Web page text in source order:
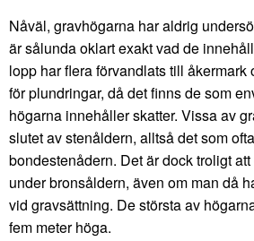
Nåväl, gravhögarna har aldrig
är sålunda oklart exakt vad de
lopp har flera förvandlats till åkermark
för plundringar, då det finns de som
högarna innehåller skatter. Vissa av
slutet av stenåldern, alltså det som
bondestenådern. Det är dock troligt
under bronsåldern, även om man då
vid gravsättning. De största av
fem meter höga.